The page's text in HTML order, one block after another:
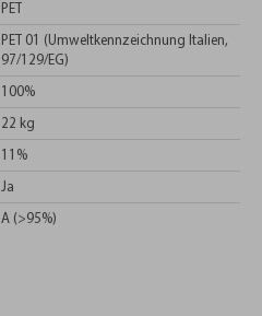
PET
PET 01 (Umweltkennzeichnung Italien,
97/129/EG)
100%
22 kg
11%
Ja
A (>95%)